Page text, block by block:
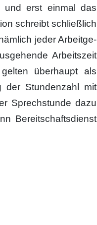
und erst ein­mal das
schreibt schließ­lich
jeder Arbeit­ge­
Arbeits­zeit
über­haupt als
der Stun­den­zahl mit
Sprech­stun­de dazu
Bereit­schafts­dienst